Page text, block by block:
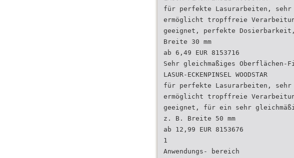
für perfekte Lasurarbeiten, sehr
ermöglicht tropffreie
geeignet, perfekte
Breite 30 mm
ab 6,49 EUR 8153716
Sehr gleichmaßiges Oberflächen-
LASUR-ECKENPINSEL WOODSTAR
für perfekte Lasurarbeiten, sehr
ermöglicht tropffreie
geeignet, für ein sehr
z. B. Breite 50 mm
ab 12,99 EUR 8153676
1
Anwendungs- bereich